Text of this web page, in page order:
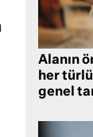
Alanın
her
genel